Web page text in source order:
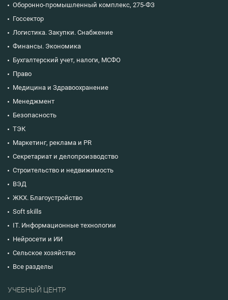
Оборонно-промышленный комплекс, 275-ФЗ
Госсектор
Логистика. Закупки. Снабжение
Финансы. Экономика
Бухгалтерский учет, налоги, МСФО
Право
Медицина и Здравоохранение
Менеджмент
Безопасность
ТЭК
Маркетинг, реклама и PR
Секретариат и делопроизводство
Строительство и недвижимость
ВЭД
ЖКХ. Благоустройство
Soft skills
IT. Информационные технологии
Нейросети и ИИ
Сельское хозяйство
Все разделы
УЧЕБНЫЙ ЦЕНТР